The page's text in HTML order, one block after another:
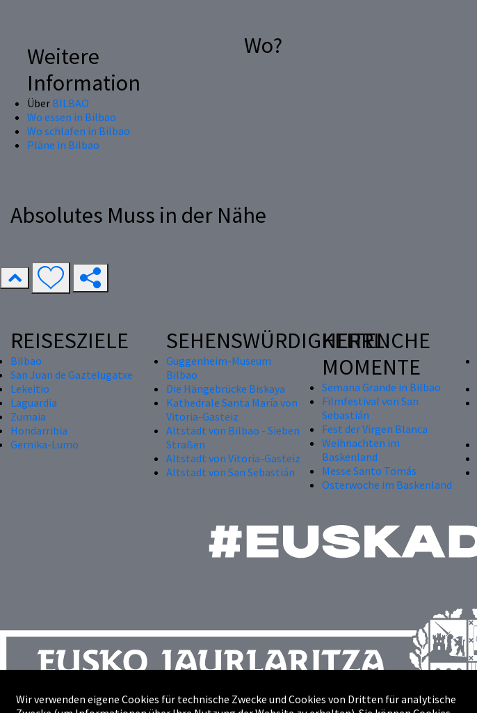
Weitere
Information
Über BILBAO
Wo essen in Bilbao
Wo schlafen in Bilbao
Pläne in Bilbao
Wo?
Absolutes Muss in der Nähe
REISESZIELE
Bilbao
San Juan de Gaztelugatxe
Lekeitio
Laguardia
Zumaia
Hondarribia
Gernika-Lumo
SEHENSWÜRDIGKEITEN
Guggenheim-Museum
Bilbao
Die Hängebrücke Biskaya
Kathedrale Santa María von
Vitoria-Gasteiz
Altstadt von Bilbao - Sieben
Straßen
Altstadt von Vitoria-Gasteiz
Altstadt von San Sebastián
HERRLICHE
MOMENTE
Semana Grande in Bilbao
Filmfestival von San
Sebastián
Fest der Virgen Blanca
Weihnachten im
Baskenland
Messe Santo Tomás
Osterwoche im Baskenland
Wir verwenden eigene Cookies für technische Zwecke und Cookies von Dritten für analytische